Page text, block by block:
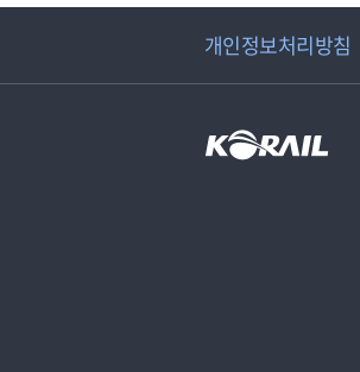
개인정보처리방침